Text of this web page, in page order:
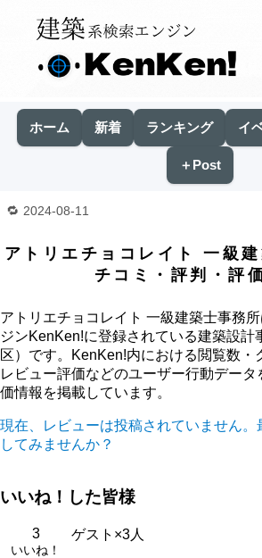
ホーム 新着 ランキング イ
＋Post
2024-08-11
アトリエチョコレイト 一級
チコミ・評判・評
アトリエチョコレイト 一級建築士事務
ジンKenKen!に登録されている建築設計
区）です。KenKen!内における閲覧数・
レビュー評価などのユーザー行動デー
価情報を掲載しています。
現在、レビューは投稿されていません
してみませんか？
いいね！した皆様
3
いいね！
ゲスト×3人